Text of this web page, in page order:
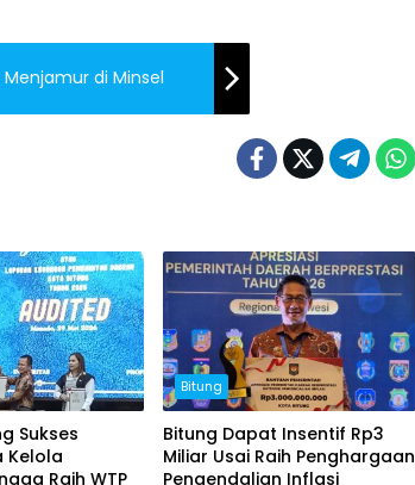
di Minsel
Sukses
Kelola
Raih WTP
Bitung
Bitung Dapat Insentif Rp3
Miliar Usai Raih Penghargaan
Pengendalian Inflasi